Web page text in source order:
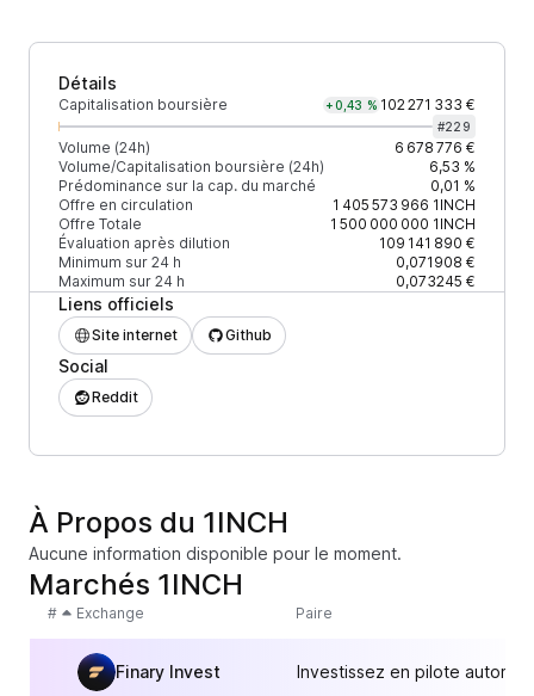
Détails
Capitalisation boursière +0,43 % 102 271 333 €
#229
Volume (24h)
6 678 776 €
Volume/Capitalisation boursière (24h)
6,53 %
Prédominance sur la cap. du marché
0,01 %
Offre en circulation
1 405 573 966 1INCH
Offre Totale
1 500 000 000 1INCH
Évaluation après dilution
109 141 890 €
Minimum sur 24 h
0,071908 €
Maximum sur 24 h
0,073245 €
Liens officiels
Site internet Github
Social
Reddit
À Propos du 1INCH
Aucune information disponible pour le moment.
Marchés 1INCH
# Exchange Paire
Finary Invest Investissez en pilote